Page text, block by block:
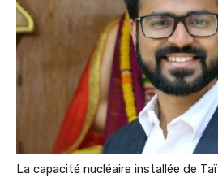
La capacité nucléaire installée de